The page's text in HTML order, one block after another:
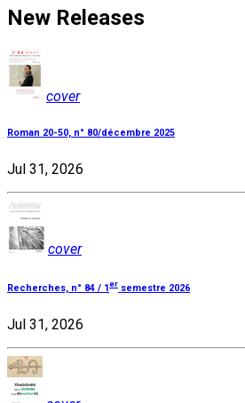
New Releases
cover
Roman 20-50, n° 80/décembre 2025
Jul 31, 2026
cover
Recherches, n° 84 / 1er semestre 2026
Jul 31, 2026